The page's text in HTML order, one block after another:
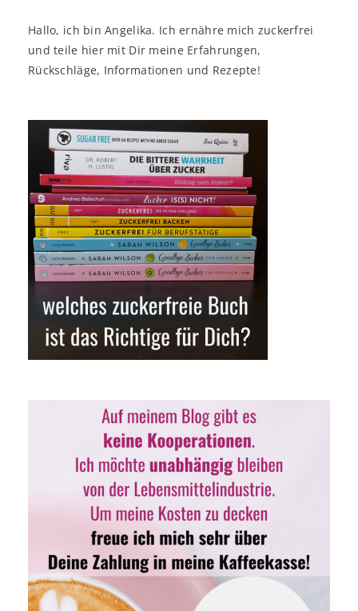
Hallo, ich bin Angelika. Ich ernähre mich zuckerfrei
und teile hier mit Dir meine Erfahrungen,
Rückschläge, Informationen und Rezepte!